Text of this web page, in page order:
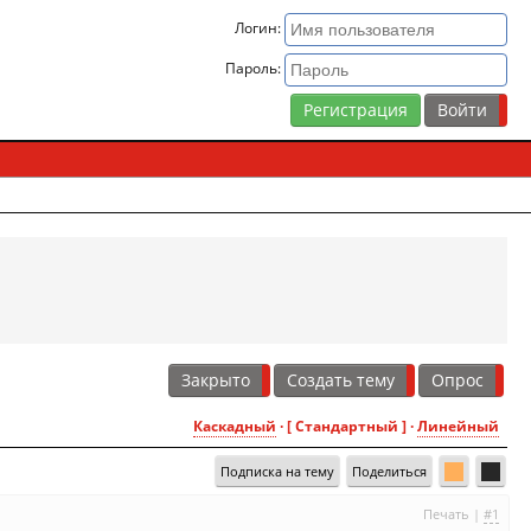
Логин:
Пароль:
Регистрация
Закрыто Создать тему Опрос
Каскадный · [ Стандартный ] ·Линейный
Подписка на тему Поделиться
Печать | #1